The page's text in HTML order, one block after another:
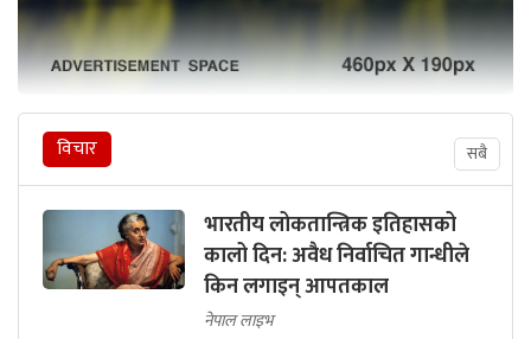
विचार सबै
भारतीय लोकतान्त्रिक इतिहासको
कालो दिन: अवैध निर्वाचित गान्धीले
किन लगाइन् आपतकाल
नेपाल लाइभ